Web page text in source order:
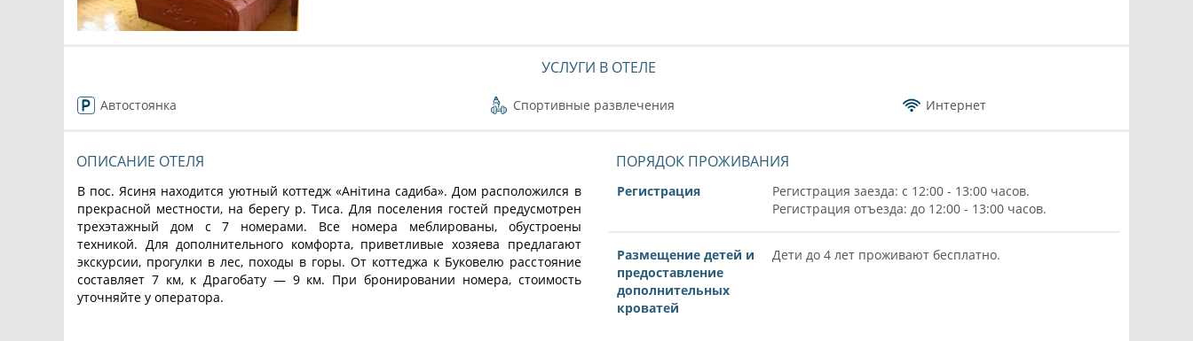
УСЛУГИ В ОТЕЛЕ
Автостоянка Спортивные развлечения Интернет
ОПИСАНИЕ ОТЕЛЯ
В пос. Ясиня находится уютный коттедж «Анітина садиба». Дом расположился в
прекрасной местности, на берегу р. Тиса. Для поселения гостей предусмотрен
трехэтажный дом с 7 номерами. Все номера меблированы, обустроены
техникой. Для дополнительного комфорта, приветливые хозяева предлагают
экскурсии, прогулки в лес, походы в горы. От коттеджа к Буковелю расстояние
составляет 7 км, к Драгобату — 9 км. При бронировании номера, стоимость
уточняйте у оператора.
ПОРЯДОК ПРОЖИВАНИЯ
Регистрация
Регистрация заезда: с 12:00 - 13:00 часов.
Регистрация отъезда: до 12:00 - 13:00 часов.
Размещение детей и
предоставление
дополнительных
кроватей
Дети до 4 лет проживают бесплатно.